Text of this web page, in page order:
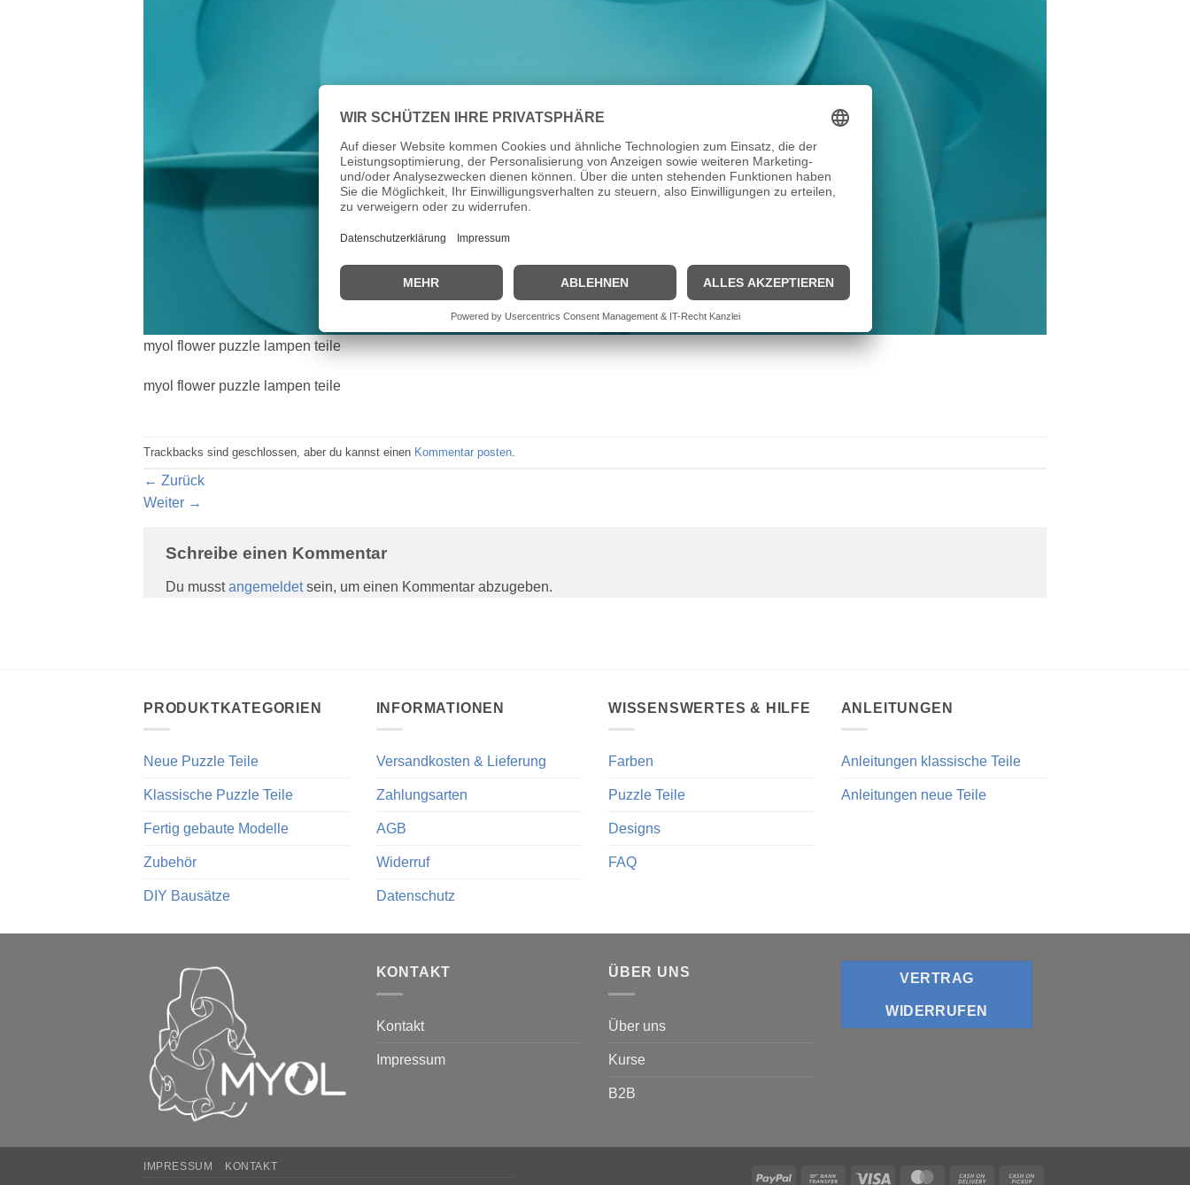
myol flower puzzle lampen teile
myol flower puzzle lampen teile
Trackbacks sind geschlossen, aber du kannst einen Kommentar posten
← Zurück
Weiter →
Schreibe einen Kommentar
Du musstangemeldetsein, um einen Kommentar abzugeben.
PRODUKTKATEGORIEN
Neue Puzzle Teile
Klassische Puzzle Teile
Fertig gebaute Modelle
Zubehör
DIY Bausätze
INFORMATIONEN
Versandkosten & Lieferung
Zahlungsarten
AGB
Widerruf
Datenschutz
WISSENSWERTES & HILFE
Farben
Puzzle Teile
Designs
FAQ
ANLEITUNGEN
Anleitungen klassische Teile
Anleitungen neue Teile
KONTAKT
Kontakt
Impressum
ÜBER UNS
Über uns
Kurse
B2B
VERTRAG
WIDERRUFEN
PayPal Bank Visa MasterCardCash
IMPRESSUM KONTAKT